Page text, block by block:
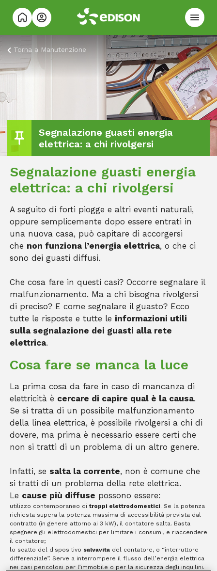
Torna a Manutenzione
Segnalazione guasti energia
elettrica: a chi rivolgersi
Segnalazione guasti energia
elettrica: a chi rivolgersi
A seguito di forti piogge e altri eventi naturali,
oppure semplicemente dopo essere entrati in
una nuova casa, può capitare di accorgersi
che non funziona l’energia elettrica, o che ci
sono dei guasti diffusi.
Che cosa fare in questi casi? Occorre segnalare il
malfunzionamento. Ma a chi bisogna rivolgersi
di preciso? E come segnalare il guasto? Ecco
tutte le risposte e tutte le informazioni utili
sulla segnalazione dei guasti alla rete
elettrica.
Cosa fare se manca la luce
La prima cosa da fare in caso di mancanza di
elettricità è cercare di capire qual è la causa.
Se si tratta di un possibile malfunzionamento
della linea elettrica, è possibile rivolgersi a chi di
dovere, ma prima è necessario essere certi che
non si tratti di un problema di un altro genere.
Infatti, se salta la corrente, non è comune che
si tratti di un problema della rete elettrica.
Le cause più diffuse possono essere:
utilizzo contemporaneo di troppi elettrodomestici. Se la potenza
richiesta supera la potenza massima di accessibilità prevista dal
contratto (in genere attorno ai 3 kW), il contatore salta. Basta
spegnere gli elettrodomestici per limitare i consumi, e riaccendere
il contatore;
lo scatto del dispositivo salvavita del contatore, o “interruttore
differenziale”. Serve a interrompere il flusso dell’energia elettrica
nei casi pericolosi per l’immobile o per la sicurezza degli inquilini.